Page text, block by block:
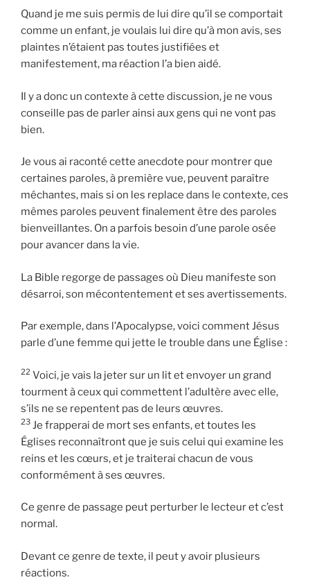
Quand je me suis permis de lui dire qu’il se comportait
comme un enfant, je voulais lui dire qu’à mon avis, ses
plaintes n’étaient pas toutes justifiées et
manifestement, ma réaction l’a bien aidé.
Il y a donc un contexte à cette discussion, je ne vous
conseille pas de parler ainsi aux gens qui ne vont pas
bien.
Je vous ai raconté cette anecdote pour montrer que
certaines paroles, à première vue, peuvent paraître
méchantes, mais si on les replace dans le contexte, ces
mêmes paroles peuvent finalement être des paroles
bienveillantes. On a parfois besoin d’une parole osée
pour avancer dans la vie.
La Bible regorge de passages où Dieu manifeste son
désarroi, son mécontentement et ses avertissements.
Par exemple, dans l’Apocalypse, voici comment Jésus
parle d’une femme qui jette le trouble dans une Église :
22 Voici, je vais la jeter sur un lit et envoyer un grand
tourment à ceux qui commettent l’adultère avec elle,
s’ils ne se repentent pas de leurs œuvres.
23 Je frapperai de mort ses enfants, et toutes les
Églises reconnaîtront que je suis celui qui examine les
reins et les cœurs, et je traiterai chacun de vous
conformément à ses œuvres.
Ce genre de passage peut perturber le lecteur et c’est
normal.
Devant ce genre de texte, il peut y avoir plusieurs
réactions.